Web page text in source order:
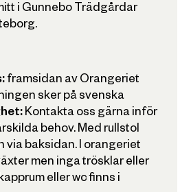
i Gunnebo Trädgårdar
framsidan av Orangeriet
sker på svenska
Kontakta oss gärna inför
behov. Med rullstol
via baksidan. I orangeriet
men inga trösklar eller
eller wc finns i